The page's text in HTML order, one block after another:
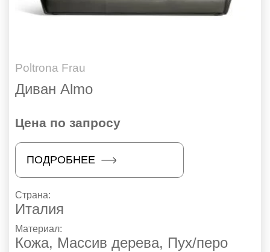
Poltrona Frau
Диван Almo
Цена по запросу
ПОДРОБНЕЕ
Страна:
Италия
Материал:
Кожа, Массив дерева, Пух/перо